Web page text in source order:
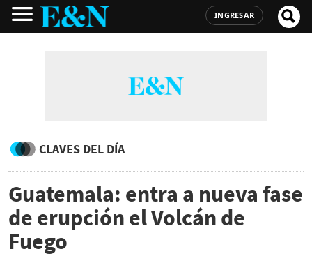
INGRESAR
CLAVES DEL DÍA
Guatemala: entra a nueva fase
de erupción el Volcán de
Fuego